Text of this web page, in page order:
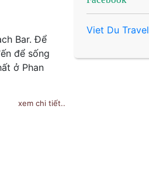
Bar. Để
để sống
ở Phan
xem chi tiết..
Viet Du Travel